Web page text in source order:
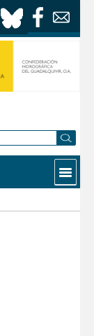
Contactar